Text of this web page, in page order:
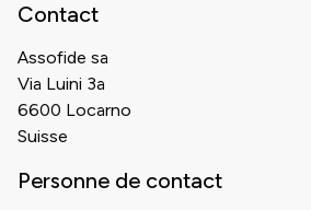
Contact
Assofide sa
Via Luini 3a
6600 Locarno
Suisse
Personne de contact